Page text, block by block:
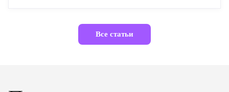
Все статьи